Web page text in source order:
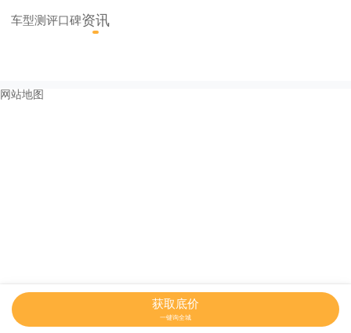
车型测评口碑资讯
获取底价
一键询全城
网站地图